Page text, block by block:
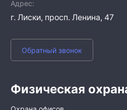
Адрес
г. Лиски, просп. Ленина, 47
Обратный звонок
Физическая